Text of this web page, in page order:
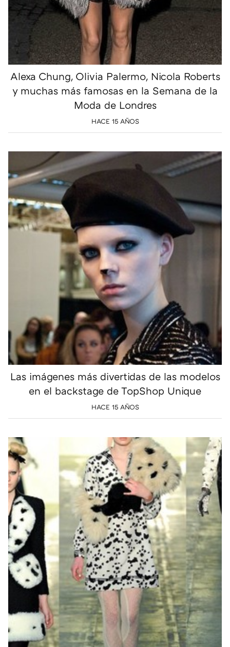
Alexa Chung, Olivia Palermo, Nicola Roberts
y muchas más famosas en la Semana de la
Moda de Londres
HACE 15 AÑOS
Las imágenes más divertidas de las modelos
en el backstage de TopShop Unique
HACE 15 AÑOS